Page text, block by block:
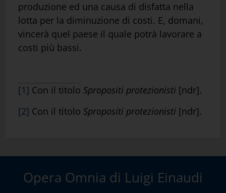
produzione ed una causa di disfatta nella
lotta per la diminuzione di costi. E, domani,
vincerà quel paese il quale potrà lavorare a
costi più bassi.
[1] Con il titolo Spropositi protezionisti [ndr].
[2] Con il titolo Spropositi protezionisti [ndr].
Opera Omnia di Luigi Einaudi